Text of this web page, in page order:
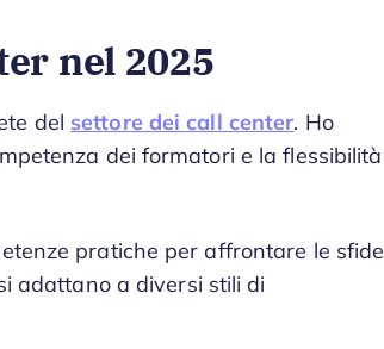
nel 2025
del settore dei call center. Ho
dei formatori e la flessibilità
pratiche per affrontare le sfide
adattano a diversi stili di